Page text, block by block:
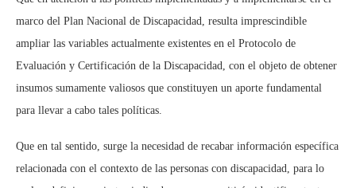
marco del Plan Nacional de Discapacidad, resulta imprescindible
ampliar las variables actualmente existentes en el Protocolo de
Evaluación y Certificación de la Discapacidad, con el objeto de obtener
insumos sumamente valiosos que constituyen un aporte fundamental
para llevar a cabo tales políticas.
Que en tal sentido, surge la necesidad de recabar información específica
relacionada con el contexto de las personas con discapacidad, para lo